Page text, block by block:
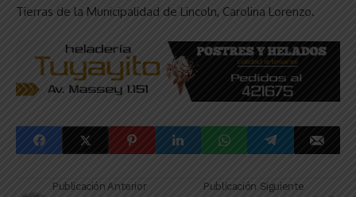
Tierras de la Municipalidad de Lincoln, Carolina Lorenzo.
Publicación Anterior Publicación Siguiente